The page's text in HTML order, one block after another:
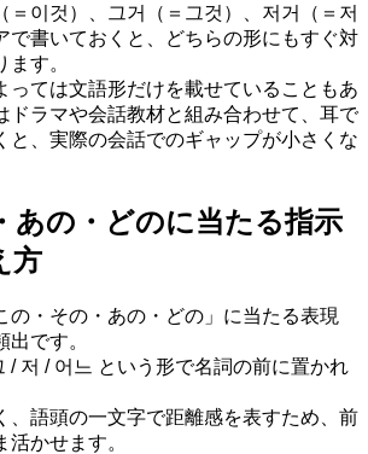
＝이것）、그거（＝그것）、저거（＝저
で書いておくと、どちらの形にもすぐ対
す。
っては文語形だけを載せていることもあ
ドラマや会話教材と組み合わせて、耳で
と、実際の会話でのギャップが小さくな
あの・どのに当たる指示
方
の・その・あの・どの」に当たる表現
出です。
/ 저 / 어느 という形で名詞の前に置かれ
、語頭の一文字で距離感を表すため、前
かせます。